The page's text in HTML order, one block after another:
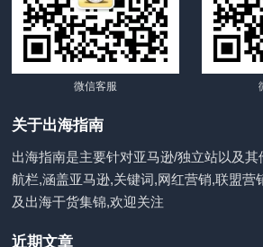
微信客服
关于出海指南
出海指南是主要针对亚马逊/独立站以及
航栏,涵盖亚马逊,关键词,网红营销,联盟营
及出海干货集锦,欢迎关注
近期文章